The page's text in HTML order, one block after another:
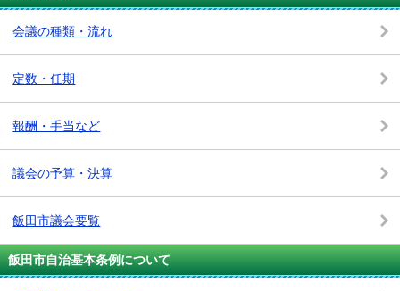
会議の種類・流れ
定数・任期
報酬・手当など
議会の予算・決算
飯田市議会要覧
飯田市自治基本条例について